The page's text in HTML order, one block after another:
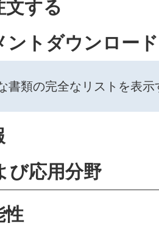
文する
ントダウンロー
書類の完全なリストを表示
び応用分野
性